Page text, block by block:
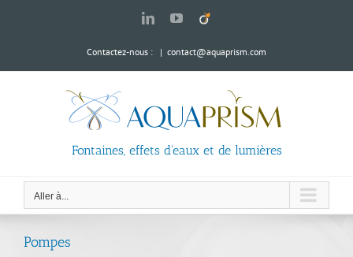
LinkedInYouTube
Viadeo
Contactez-nous : | contact@aquaprism.com
Fontaines, effets d'eaux et de lumières
Aller à...
Pompes